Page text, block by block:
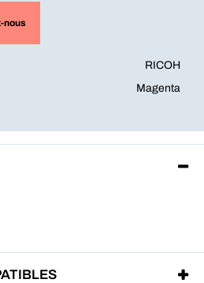
nous
RICOH
Magenta